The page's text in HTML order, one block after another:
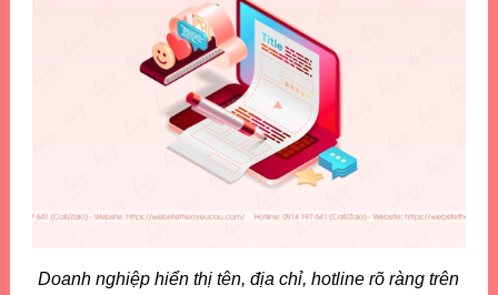
Doanh nghiệp hiển thị tên, địa chỉ, hotline rõ ràng trên